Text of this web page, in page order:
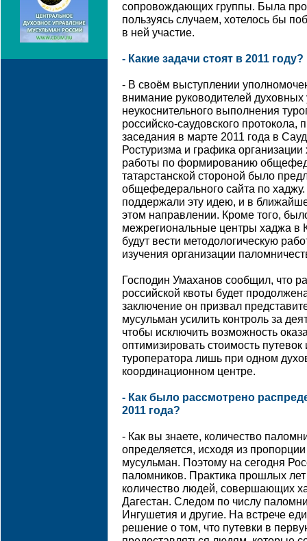
сопровождающих группы. Была
пользуясь случаем, хотелось бы
в ней участие.
- Какие задачи стоят в 2011 году?
- В своём выступлении
внимание руководителей
неукоснительного выполнения
российско-саудовского протокола,
заседания в марте 2011 года в
Ростуризма и графика
работы по формированию
татарстанской стороной было
общефедерального сайта по хаджу.
поддержали эту идею, и в
этом направлении. Кроме того,
межрегиональные центры хаджа в
будут вести методологическую
изучения организации
Господин Умаханов сообщил, что
российской квоты будет
заключение он призвал
мусульман усилить контроль за
чтобы исключить возможность
оптимизировать стоимость
туроператора лишь при одном
координационном центре.
- Как было рассмотрено
2011 года?
- Как вы знаете, количество
определяется, исходя из
мусульман. Поэтому на сегодня
паломников. Практика прошлых
количество людей, совершающих
Дагестан. Следом по числу
Ингушетия и другие. На встрече
решение о том, что путевки в